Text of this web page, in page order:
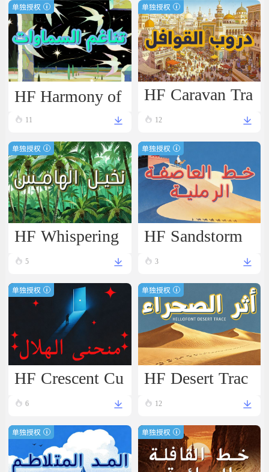
单独授权
HF Harmony of
the Heavens
11
单独授权
HF Caravan Tra
il 12
单独授权
HF Whispering
Spring
5
单独授权
HF Sandstorm
Bold
3
单独授权
HF Crescent Cu
rve
6
单独授权
HF Desert Trac
e
12
单独授权 单独授权